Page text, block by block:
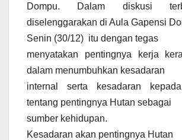
Dompu. Dalam diskusi
diselenggarakan di Aula Gapensi
Senin (30/12) itu dengan tegas
menyatakan pentingnya kerja
dalam menumbuhkan kesadaran
internal serta kesadaran
tentang pentingnya Hutan sebagai
sumber kehidupan.
Kesadaran akan pentingnya Hutan